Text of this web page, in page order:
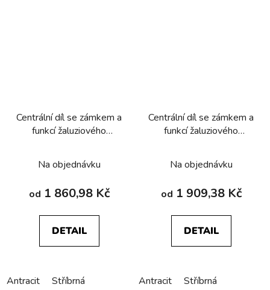
Centrální díl se zámkem a
funkcí žaluziového
Q.1/Q.3/Q.7/Q.9
Na objednávku
od 1 860,98 Kč
DETAIL
Antracit Stříbrná
Centrální díl se zámkem a
funkcí žaluziového
Q.1/Q.3/Q.7/Q.9
Na objednávku
od 1 909,38 Kč
DETAIL
Antracit Stříbrná